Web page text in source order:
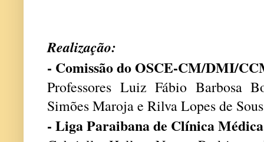
Realização:
- Comissão do OSCE-CM/DMI/
Professores Luiz Fábio Barbosa
Simões Maroja e Rilva Lopes de
- Liga Paraibana de Clínica